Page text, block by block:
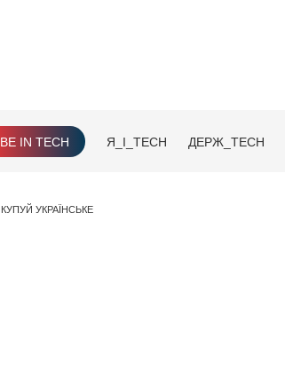
BE IN TECH Я_І_TECH ДЕРЖ_TECH
КУПУЙ УКРАЇНСЬКЕ